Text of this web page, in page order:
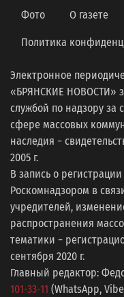
Фото О газете
Политика
Электронное
«БРЯНСКИЕ НОВОСТИ»
службой по надзору за
сфере массовых
наследия −
2005 г.
В запись о
Роскомнадзором в
учредителей,
распространения
тематики −
сентября 2020 г.
Главный редактор:
101-33-11 (WhatsApp,